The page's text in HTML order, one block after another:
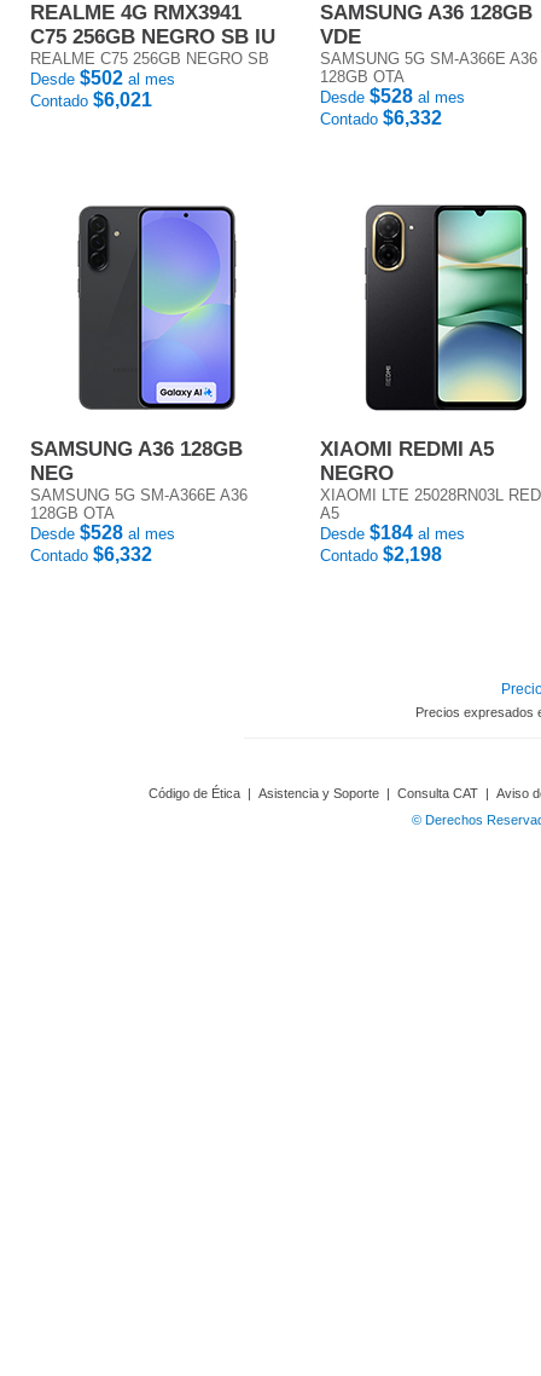
REALME 4G RMX3941
C75 256GB NEGRO SB IU
REALME C75 256GB NEGRO SB
Desde $502 al mes
Contado $6,021
SAMSUNG A36 128GB
VDE
SAMSUNG 5G SM-A366E A36
128GB OTA
Desde $528 al mes
Contado $6,332
SAMSUNG A36 128GB
NEG
SAMSUNG 5G SM-A366E A36
128GB OTA
Desde $528 al mes
Contado $6,332
XIAOMI REDMI A5
NEGRO
XIAOMI LTE 25028RN03L
A5
Desde $184 al mes
Contado $2,198
Precios expresados
Código de Ética | Asistencia y Soporte | Consulta CAT | Aviso
© Derechos